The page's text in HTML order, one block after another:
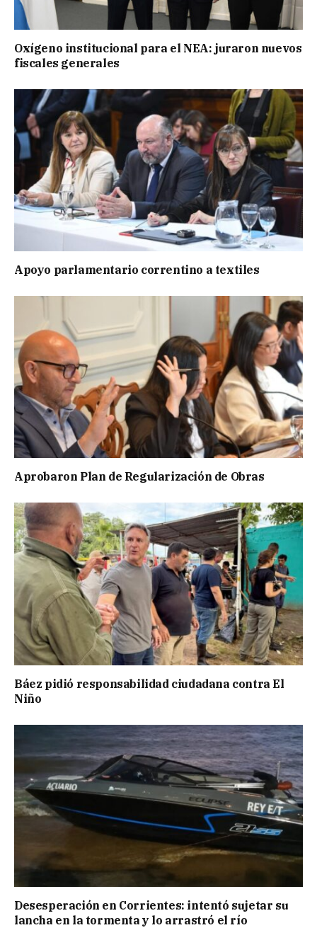
Oxígeno institucional para el NEA: juraron nuevos
fiscales generales
Apoyo parlamentario correntino a textiles
Aprobaron Plan de Regularización de Obras
Báez pidió responsabilidad ciudadana contra El
Niño
Desesperación en Corrientes: intentó sujetar su
lancha en la tormenta y lo arrastró el río